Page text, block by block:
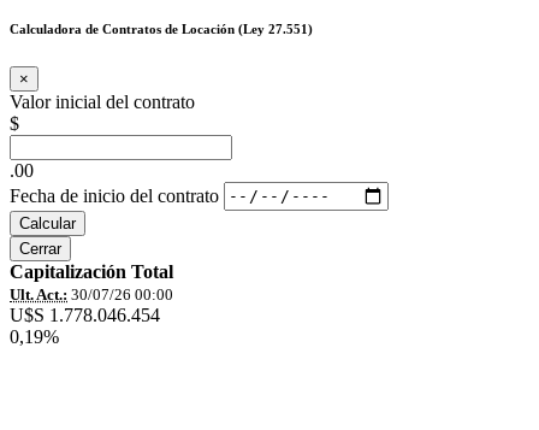
Calculadora de Contratos de Locación (Ley 27.551)
×
Valor inicial del contrato
$
.00
Fecha de inicio del contrato
Calcular
Cerrar
Capitalización Total
Ult. Act.: 30/07/26 00:00
U$S 1.778.046.454
0,19%